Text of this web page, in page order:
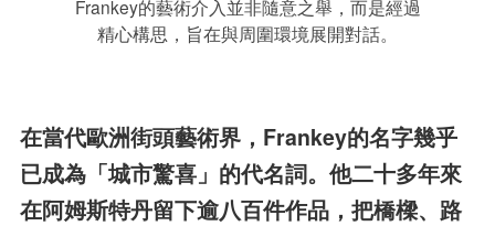
Frankey的藝術介入並非隨意之舉，而是經過
精心構思，旨在與周圍環境展開對話。
在當代歐洲街頭藝術界，Frankey的名字幾乎
已成為「城市驚喜」的代名詞。他二十多年來
在阿姆斯特丹留下逾八百件作品，把橋樑、路